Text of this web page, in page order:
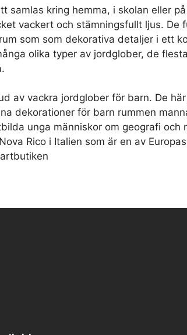
samlas kring hemma, i skolan eller
vackert och stämningsfullt ljus. De
som som dekorativa detaljer i ett
olika typer av jordglober, de
av vackra jordglober för barn. De
dekorationer för barn rummen
unga människor om geografi och
Rico i Italien som är en av